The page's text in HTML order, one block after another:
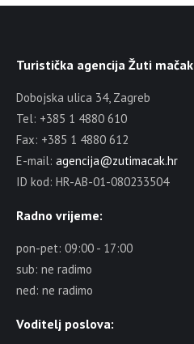
Turistička agencija Žuti mačak
Dobojska ulica 34, Zagreb
Tel: +385 1 4880 610
Fax: +385 1 4880 612
E-mail: agencija@zutimacak.hr
ID kod: HR-AB-01-080233504
Radno vrijeme:
pon-pet: 09:00 - 17:00
sub: ne radimo
ned: ne radimo
Voditelj poslova: